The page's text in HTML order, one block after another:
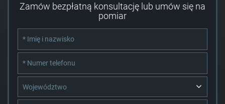
Zamów bezpłatną konsultację lub umów się na
pomiar
Województwo